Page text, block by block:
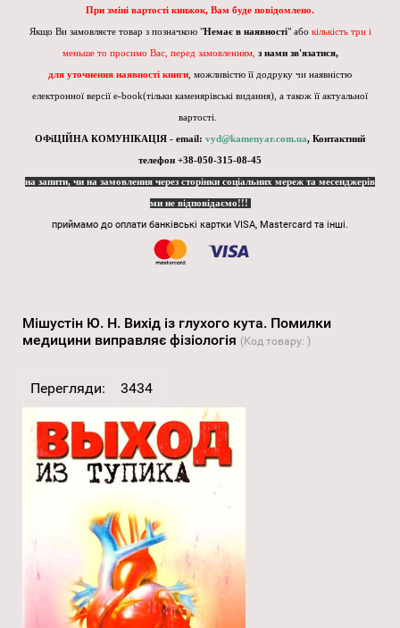
При зміні вартості книжок, Вам буде повідомлено.
Якщо Ви замовляєте товар з позначкою "Немає в наявності" або кількість три і
меньше то просимо Вас, перед замовленням, з нами зв'язатися,
для уточнення наявності книги , можливістю її додруку чи наявністю
електронної версії e-book(тільки каменярівські видання), а також її актуальної
вартості.
ОФіЦІЙНА КОМУНІКАЦІЯ - email: vyd@kamenyar.com.ua, Контактний
телефон +38-050-315-08-45
на запити, чи на замовлення через сторінки соціальних мереж та месенджерів
ми не відповідаємо!!!
приймамо до оплати банківські картки VISA, Mastercard та інші.
Мішустін Ю. Н. Вихід із глухого кута. Помилки
медицини виправляє фізіологія (Код товару: )
Перегляди: 3434